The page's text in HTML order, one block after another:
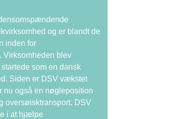
og er blandt de
inden for
Virksomheden blev
som en dansk
Siden er DSV vækstet
nu også en nøgleposition
oversøisktransport. DSV
i at hjælpe